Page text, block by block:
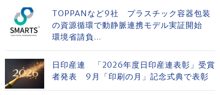
TOPPANなど9社 プラスチック容器包装
の資源循環で動静脈連携モデル実証開始
環境省請負...
日印産連 「2026年度日印産連表彰」受賞
者発表 9月「印刷の月」記念式典で表彰